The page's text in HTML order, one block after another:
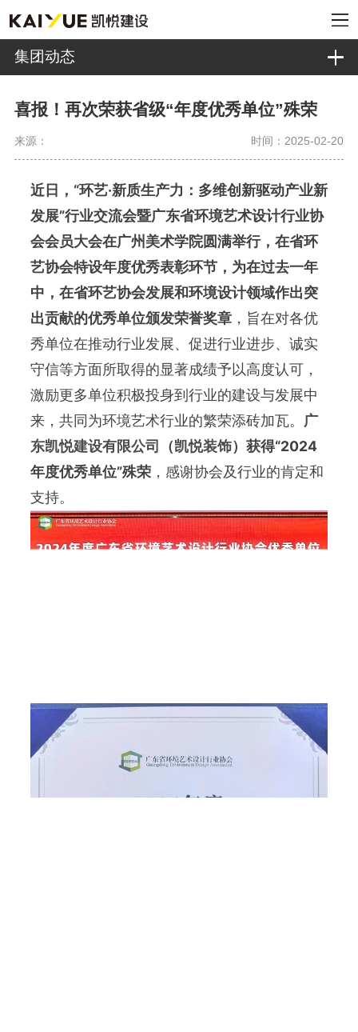
集团动态
喜报！再次荣获省级“年度优秀单位”殊荣
来源： 时间：2025-02-20
近日， “环艺·新质生产力：多维创新驱动产业新
发展”行业交流会暨广东省环境艺术设计行业协
会会员大会在广州美术学院圆满举行，在省环
艺协会特设年度优秀表彰环节，为在过去一年
中，在省环艺协会发展和环境设计领域作出突
出贡献的优秀单位颁发荣誉奖章，旨在对各优
秀单位在推动行业发展、促进行业进步、诚实
守信等方面所取得的显著成绩予以高度认可，
激励更多单位积极投身到行业的建设与发展中
来，共同为环境艺术行业的繁荣添砖加瓦。 广
东凯悦建设有限公司
（凯悦装饰）获得“2024
年度优秀单位”殊荣，感谢协会及行业的肯定和
支持。